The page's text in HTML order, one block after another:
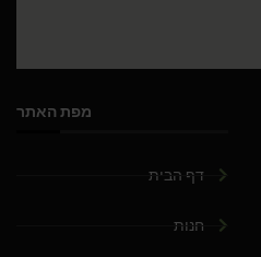
מפת האתר
דף הבית
חנות